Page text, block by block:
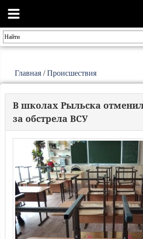
Главная /Происшествия
В школах Рыльска
за обстрела ВСУ